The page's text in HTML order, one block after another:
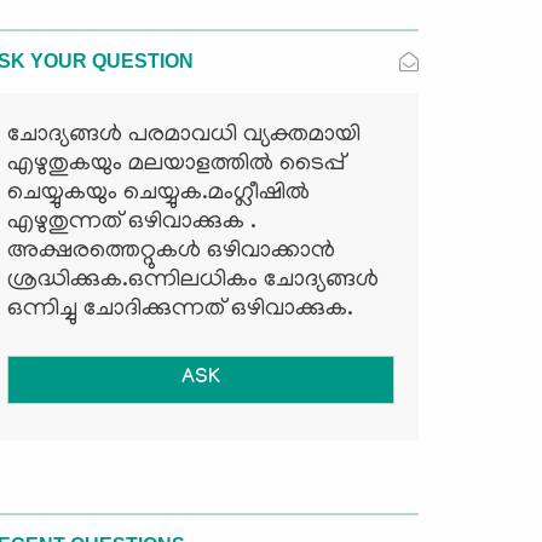
YOUR QUESTION
ചോദ്യങ്ങള്‍ പരമാവധി വ്യക്തമായി
എഴുതുകയും മലയാളത്തില്‍ ടൈപ്പ്
ചെയ്യുകയും ചെയ്യുക.മംഗ്ലീഷില്‍
എഴുതുന്നത് ഒഴിവാക്കുക .
അക്ഷരത്തെറ്റുകള്‍ ഒഴിവാക്കാന്‍
ശ്രദ്ധിക്കുക.ഒന്നിലധികം ചോദ്യങ്ങള്‍
ഒന്നിച്ചു ചോദിക്കുന്നത് ഒഴിവാക്കുക.
ASK